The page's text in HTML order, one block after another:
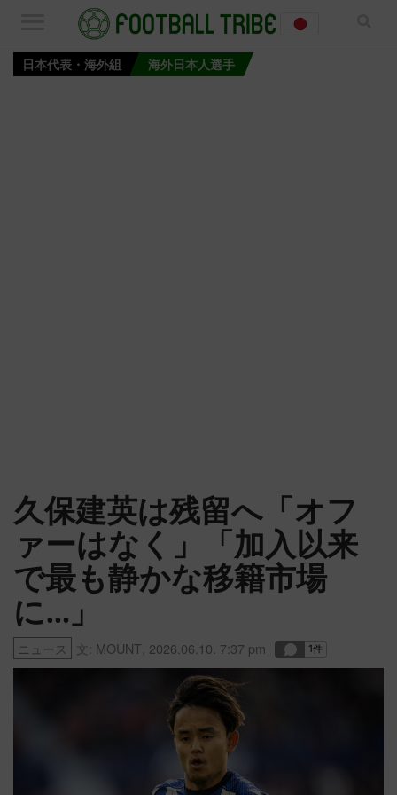
日本代表・海外組 海外日本人選手
久保建英は残留へ「オフ
ァーはなく」「加入以来
で最も静かな移籍市場
に…」
ニュース 文: MOUNT 2026.06.10. 7:37 pm